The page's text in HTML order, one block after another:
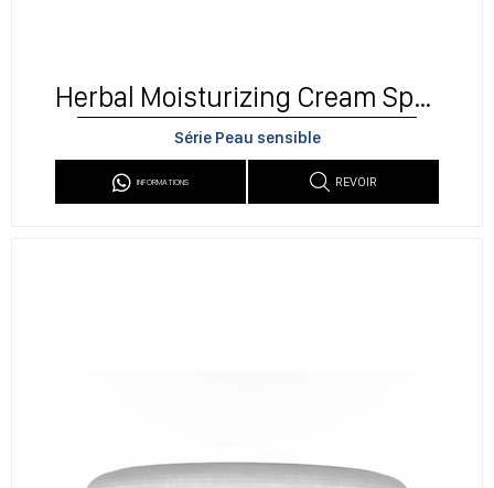
Herbal Moisturizing Cream Spf30
Série Peau sensible
REVOIR